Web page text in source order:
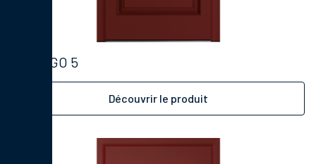
TANGO 5
Découvrir le produit